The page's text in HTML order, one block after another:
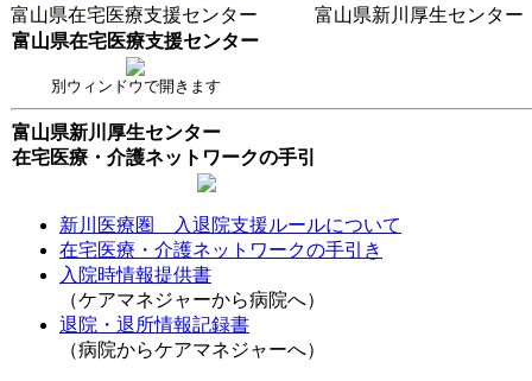
富山県在宅医療支援センター 富山県新川厚生センター
富山県在宅医療支援センター
別ウィンドウで開きます
富山県新川厚生センター
在宅医療・介護ネットワークの手引
新川医療圏 入退院支援ルールについて
在宅医療・介護ネットワークの手引き
入院時情報提供書
（ケアマネジャーから病院へ）
退院・退所情報記録書
（病院からケアマネジャーへ）